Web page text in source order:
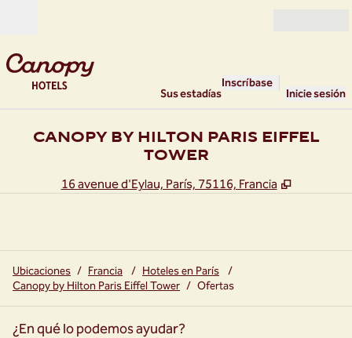
Sus estadías
Inscríbase
Inicie sesión
CANOPY BY HILTON PARIS EIFFEL
TOWER
16 avenue d'Eylau, París, 75116, Francia ,
Ubicaciones / Francia / Hoteles en París
/
Canopy by Hilton Paris Eiffel Tower / Ofertas
¿En qué lo podemos ayudar?